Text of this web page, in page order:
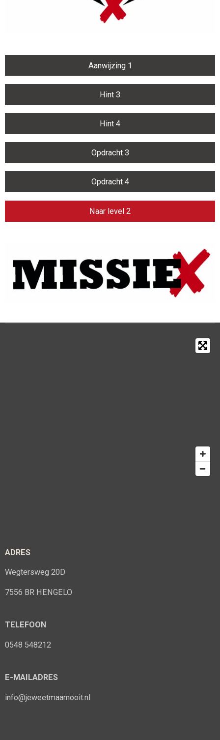
Aanwijzing 1
Hint 3
Hint 4
Opdracht 3
Opdracht 4
Naar level 2
ADRES
Wegtersweg 20D
7556 BR HENGELO
TELEFOON
0548 548212
E-MAILADRES
info@jeweetmaarnooit.nl